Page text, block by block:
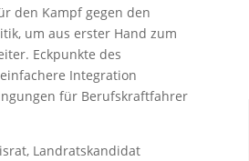
den Kampf gegen den
um aus erster Hand zum
Eckpunkte des
Integration
für Berufskraftfahrer
Landratskandidat